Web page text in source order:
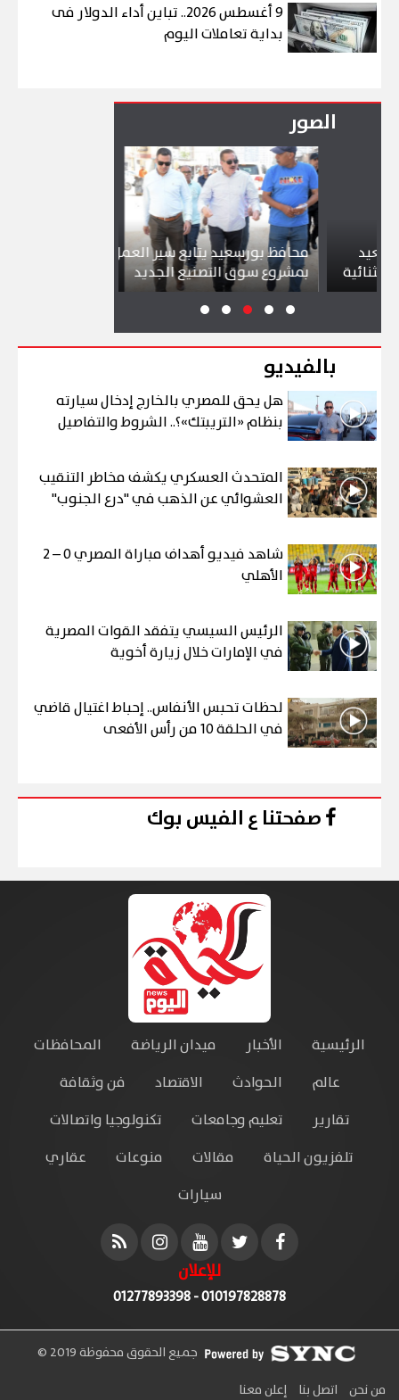
9 أغسطس 2026.. تباين أداء الدولار فى
بداية تعاملات اليوم
الصور
محافظ بورسعيد يتابع سير العمل
بمشروع سوق التصنيع الجديد
بالفيديو
هل يحق للمصري بالخارج إدخال سيارته
بنظام «التريبتك»؟.. الشروط والتفاصيل
المتحدث العسكري يكشف مخاطر التنقيب
العشوائي عن الذهب في "درع الجنوب"
شاهد فيديو أهداف مباراة المصري 0 – 2
الأهلي
الرئيس السيسي يتفقد القوات المصرية
في الإمارات خلال زيارة أخوية
لحظات تحبس الأنفاس.. إحباط اغتيال قاضي
في الحلقة 10 من رأس الأفعى
صفحتنا ع الفيس بوك
الرئيسية الأخبار ميدان الرياضة
المحافظات
عالم
الحوادث الاقتصاد
فن وثقافة
تقارير
تعليم وجامعات
تكنولوجيا واتصالات
تلفزيون الحياة
مقالات منوعات
عقاري
سيارات
للإعلان
010197828878 - 01277893398
جميع الحقوق محفوظة 2019 ©
من نحن
اتصل بنا إعلن معنا